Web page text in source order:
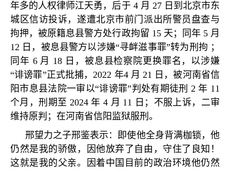
年多的人权律师江天勇，后于 4 月 27 日到北京市东
城区信访投诉，遂遭北京市前门派出所警员盘查与
拘押，被原籍息县警方处行政拘留 15 天；同年5 月
12 日，被息县警方以涉嫌“寻衅滋事罪”转为刑拘 ；
同年 6 月 18 日，被息县检察院更换罪名，以涉嫌
“诽谤罪”正式批捕，2022 年4 月 21 日，被河南省信
阳市息县法院一审以“诽谤罪”判处有期徒刑 2年 11
个月，刑期至 2024年 4 月 11 日；不服上诉，二审
维持原判；在河南省信阳监狱服刑。
邢望力之子邢鉴表示：即使他全身背满枷锁，他
仍然是我的骄傲，因他放弃了自由，守住了良知！
这就是我的父亲。因着中国目前的政治环境他仍然